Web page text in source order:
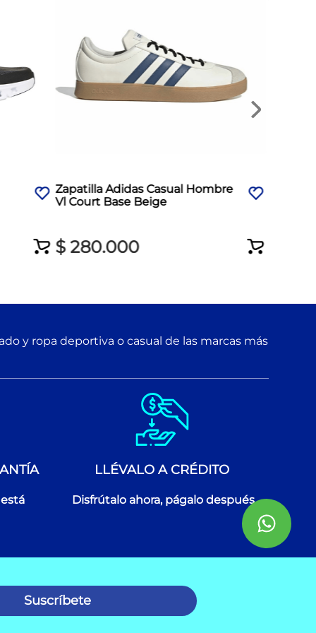
Zapatilla Adidas Casual Hombre
Vl Court Base Beige
$ 280.000
y ropa deportiva o casual de las marcas más
LLÉVALO A CRÉDITO
Disfrútalo ahora, págalo después
Suscríbete